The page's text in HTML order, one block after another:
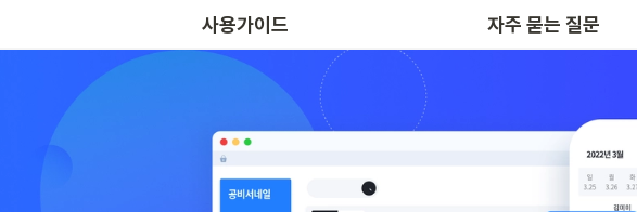
사용가이드 자주 묻는 질문
공비서 예약 APP 사용법